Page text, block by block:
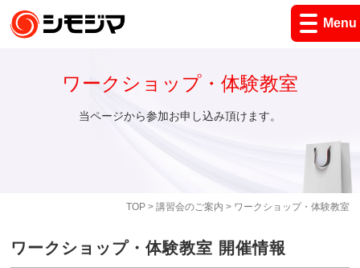
Menu
TOP> 講習会のご案内 > ワークショップ・体験教室
ワークショップ・体験教室
当ページから参加お申し込み頂けます。
ワークショップ・体験教室 開催情報